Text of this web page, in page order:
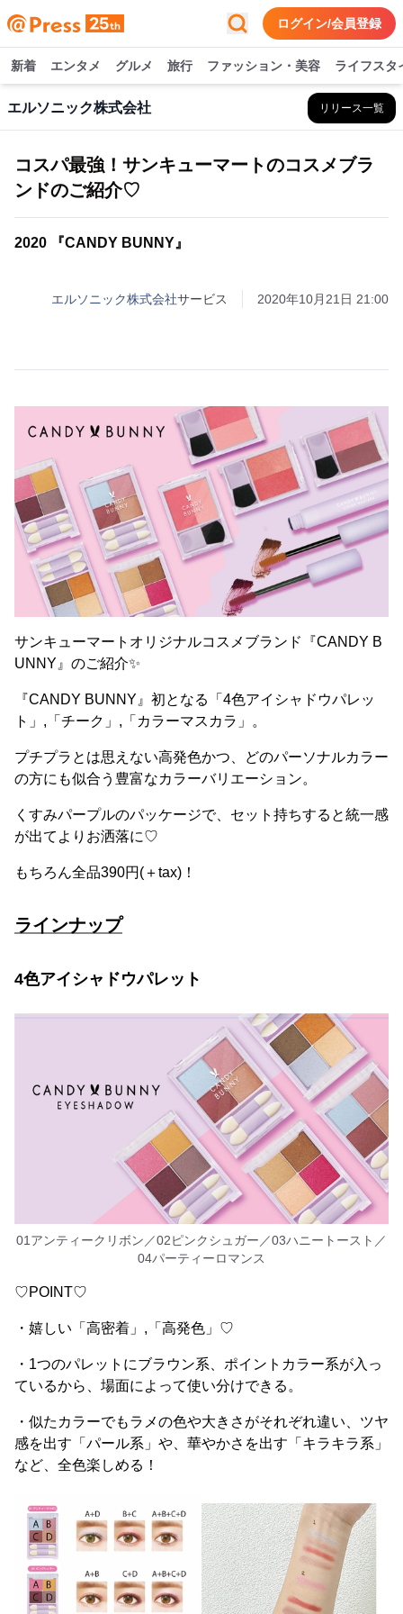
ログイン/会員登録
新着 エンタメ グルメ 旅行 ファッション・美容 ライフスタ
エルソニック株式会社 リリース一覧
コスパ最強！サンキューマートのコスメブラ
ンドのご紹介♡
2020 『CANDY BUNNY』
エルソニック株式会社サービス 2020年10月21日 21:00
サンキューマートオリジナルコスメブランド『CANDY B
UNNY』のご紹介✨
『CANDY BUNNY』初となる「4色アイシャドウパレッ
ト」,「チーク」,「カラーマスカラ」。
プチプラとは思えない高発色かつ、どのパーソナルカラー
の方にも似合う豊富なカラーバリエーション。
くすみパープルのパッケージで、セット持ちすると統一感
が出てよりお洒落に♡
もちろん全品390円(＋tax)！
ラインナップ
4色アイシャドウパレット
01アンティークリボン／02ピンクシュガー／03ハニートースト／
04パーティーロマンス
♡POINT♡
・嬉しい「高密着」,「高発色」♡
・1つのパレットにブラウン系、ポイントカラー系が入っ
ているから、場面によって使い分けできる。
・似たカラーでもラメの色や大きさがそれぞれ違い、ツヤ
感を出す「パール系」や、華やかさを出す「キラキラ系」
など、全色楽しめる！